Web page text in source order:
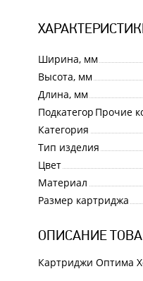
Ширина, мм
Высота, мм
Длина, мм
ПодкатегорияПрочие
Категория
Тип изделия
Цвет
Материал
Размер картриджа
ОПИСАНИЕ
Картриджи Оптима